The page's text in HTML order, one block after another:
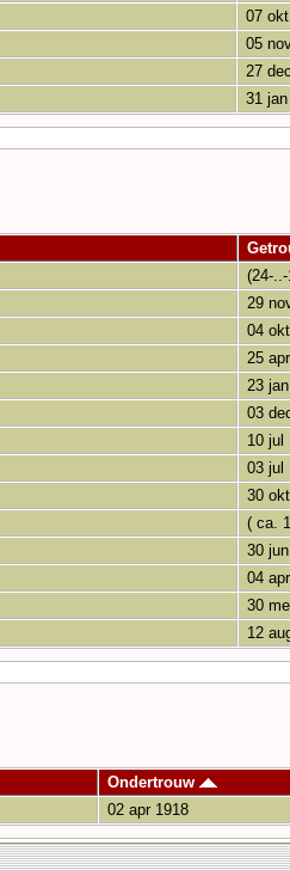
07
05
27
31
(24-
29
04
25
23
03
10 jul
03 jul
30
( ca.
30
04
30
12
Ondertrouw
02 apr 1918